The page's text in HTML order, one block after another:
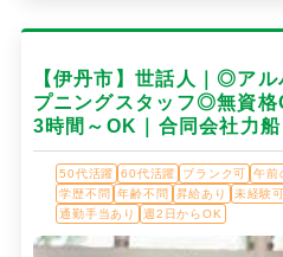
【伊丹市】世話人｜◎ア
プニングスタッフ◎無資
3時間～OK｜合同会社力船
50代活躍 60代活躍 ブランク可 午前
学歴不問
年齢不問 昇給あり 未経験可
通勤手当あり
週2日からOK